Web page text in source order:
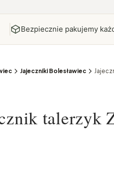
Bezpiecznie pakujemy
Jajeczniki Bolesławiec
talerzyk